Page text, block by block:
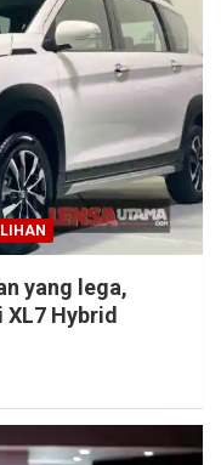
yang lega,
Hybrid